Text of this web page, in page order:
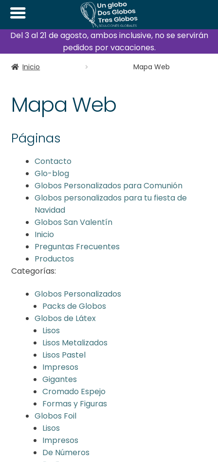
Del 3 al 21 de agosto, ambos inclusive, no se servirán
pedidos por vacaciones.
Inicio Mapa Web
Mapa Web
Páginas
Contacto
Glo-blog
Globos Personalizados para Comunión
Globos personalizados para tu fiesta de
Navidad
Globos San Valentín
Inicio
Preguntas Frecuentes
Productos
Categorías:
Globos Personalizados
Packs de Globos
Globos de Látex
Lisos
Lisos Metalizados
Lisos Pastel
Impresos
Gigantes
Cromado Espejo
Formas y Figuras
Globos Foil
Lisos
Impresos
De Números